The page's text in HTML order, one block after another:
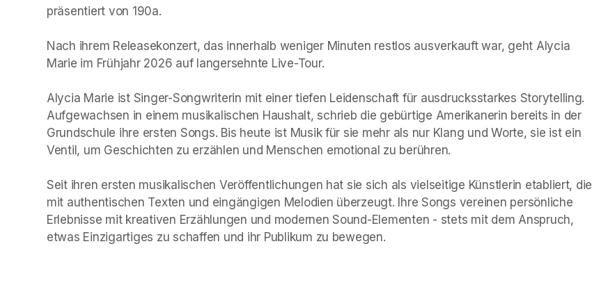
präsentiert von 190a.
Nach ihrem Releasekonzert, das innerhalb weniger Minuten restlos ausverkauft war, geht Alycia
Marie im Frühjahr 2026 auf langersehnte Live-Tour.
Alycia Marie ist Singer-Songwriterin mit einer tiefen Leidenschaft für ausdrucksstarkes Storytelling.
Aufgewachsen in einem musikalischen Haushalt, schrieb die gebürtige Amerikanerin bereits in der
Grundschule ihre ersten Songs. Bis heute ist Musik für sie mehr als nur Klang und Worte, sie ist ein
Ventil, um Geschichten zu erzählen und Menschen emotional zu berühren.
Seit ihren ersten musikalischen Veröffentlichungen hat sie sich als vielseitige Künstlerin etabliert, die
mit authentischen Texten und eingängigen Melodien überzeugt. Ihre Songs vereinen persönliche
Erlebnisse mit kreativen Erzählungen und modernen Sound-Elementen - stets mit dem Anspruch,
etwas Einzigartiges zu schaffen und ihr Publikum zu bewegen.